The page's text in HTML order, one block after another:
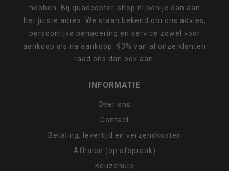
hebben. Bij quadcopter-shop.nl ben je dan aan
het juiste adres. We staan bekend om ons advies,
persoonlijke benadering en service zowel voor
aankoop als na aankoop. 93% van al onze klanten
raad ons dan ook aan.
INFORMATIE
Over ons
Contact
Betaling, levertijd en verzendkosten
Afhalen (op afspraak)
Keuzehulp